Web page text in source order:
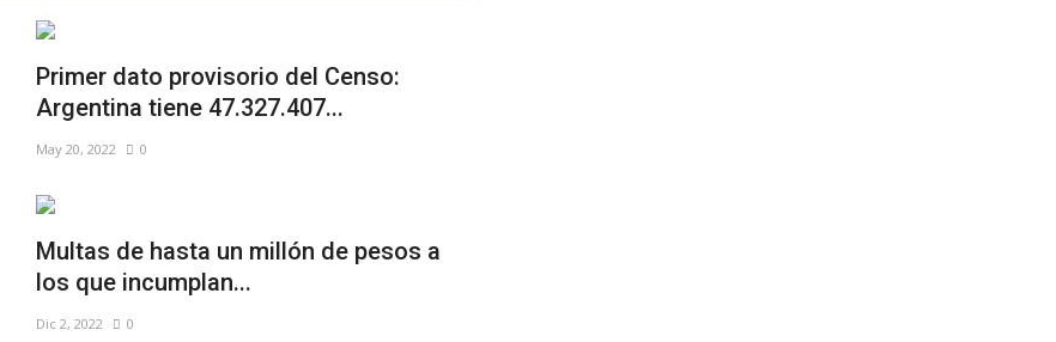
Primer dato provisorio del Censo:
Argentina tiene 47.327.407...
May 20, 2022 0
Multas de hasta un millón de pesos a
los que incumplan...
Dic 2, 2022 0